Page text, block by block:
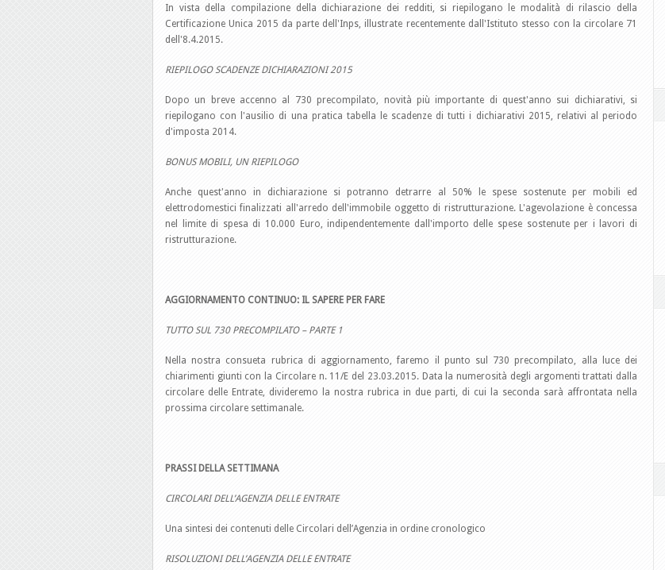
In vista della compilazione della dichiarazione dei redditi, si riepilogano le modalità di rilascio della
Certificazione Unica 2015 da parte dell'Inps, illustrate recentemente dall'Istituto stesso con la circolare 71
dell'8.4.2015.
RIEPILOGO SCADENZE DICHIARAZIONI 2015
Dopo un breve accenno al 730 precompilato, novità più importante di quest'anno sui dichiarativi, si
riepilogano con l'ausilio di una pratica tabella le scadenze di tutti i dichiarativi 2015, relativi al periodo
d'imposta 2014.
BONUS MOBILI, UN RIEPILOGO
Anche quest'anno in dichiarazione si potranno detrarre al 50% le spese sostenute per mobili ed
elettrodomestici finalizzati all'arredo dell'immobile oggetto di ristrutturazione. L'agevolazione è concessa
nel limite di spesa di 10.000 Euro, indipendentemente dall'importo delle spese sostenute per i lavori di
ristrutturazione.
AGGIORNAMENTO CONTINUO: IL SAPERE PER FARE
TUTTO SUL 730 PRECOMPILATO – PARTE 1
Nella nostra consueta rubrica di aggiornamento, faremo il punto sul 730 precompilato, alla luce dei
chiarimenti giunti con la Circolare n. 11/E del 23.03.2015. Data la numerosità degli argomenti trattati dalla
circolare delle Entrate, divideremo la nostra rubrica in due parti, di cui la seconda sarà affrontata nella
prossima circolare settimanale.
PRASSI DELLA SETTIMANA
CIRCOLARI DELL’AGENZIA DELLE ENTRATE
Una sintesi dei contenuti delle Circolari dell’Agenzia in ordine cronologico
RISOLUZIONI DELL’AGENZIA DELLE ENTRATE